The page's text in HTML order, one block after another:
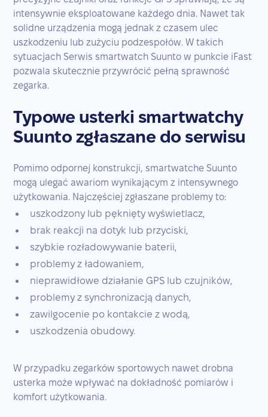
intensywnie eksploatowane każdego dnia. Nawet tak
solidne urządzenia mogą jednak z czasem ulec
uszkodzeniu lub zużyciu podzespołów. W takich
sytuacjach Serwis smartwatch Suunto w punkcie iFast
pozwala skutecznie przywrócić pełną sprawność
zegarka.
Typowe usterki smartwatchy
Suunto zgłaszane do serwisu
Pomimo odpornej konstrukcji, smartwatche Suunto
mogą ulegać awariom wynikającym z intensywnego
użytkowania. Najczęściej zgłaszane problemy to:
uszkodzony lub pęknięty wyświetlacz,
brak reakcji na dotyk lub przyciski,
szybkie rozładowywanie baterii,
problemy z ładowaniem,
nieprawidłowe działanie GPS lub czujników,
problemy z synchronizacją danych,
zawilgocenie po kontakcie z wodą,
uszkodzenia obudowy.
W przypadku zegarków sportowych nawet drobna
usterka może wpływać na dokładność pomiarów i
komfort użytkowania.